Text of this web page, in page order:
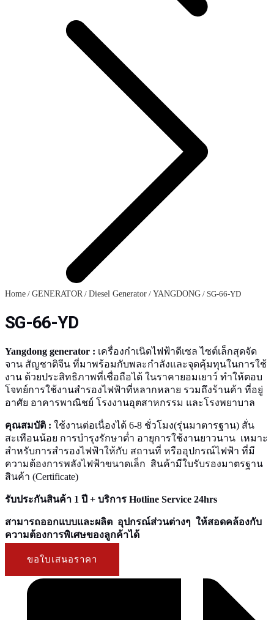
Home / GENERATOR / Diesel Generator / YANGDONG / SG-66-YD
SG-66-YD
Yangdong generator : เครื่องกำเนิดไฟฟ้าดีเซล ไซต์เล็กสุดจัด
จาน สัญชาติจีน ที่มาพร้อมกับพละกำลังและจุดคุ้มทุนในการใช้
งาน ด้วยประสิทธิภาพที่เชื่อถือได้ ในราคายอมเยาว์ ทำให้ตอบ
โจทย์การใช้งานสำรองไฟฟ้าที่หลากหลาย รวมถึงร้านค้า ที่อยู่
อาศัย อาคารพาณิชย์ โรงงานอุตสาหกรรม และโรงพยาบาล
คุณสมบัติ : ใช้งานต่อเนื่องได้ 6-8 ชั่วโมง(รุ่นมาตารฐาน) สั่น
สะเทือนน้อย การบำรุงรักษาต่ำ อายุการใช้งานยาวนาน เหมาะ
สำหรับการสำรองไฟฟ้าให้กับ สถานที่ หรืออุปกรณ์ไฟฟ้า ที่มี
ความต้องการพลังไฟฟ้าขนาดเล็ก สินค้ามีใบรับรองมาตรฐาน
สินค้า (Certificate)
รับประกันสินค้า 1 ปี + บริการ Hotline Service 24hrs
สามารถออกแบบและผลิต อุปกรณ์ส่วนต่างๆ ให้สอดคล้องกับ
ความต้องการพิเศษของลูกค้าได้
ขอใบเสนอราคา